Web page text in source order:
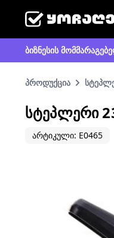
ბიზნესის
პროდუქცია
ᲡᲢᲔᲞᲚᲔᲠᲘ
არტიკული: E0465